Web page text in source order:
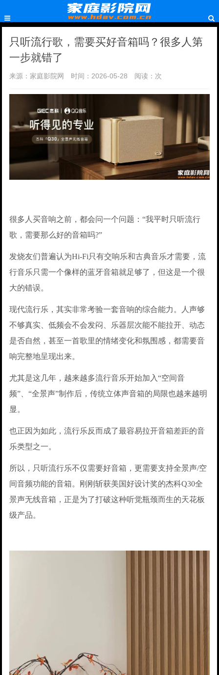
只听流行歌，需要买好音箱吗？很多人第
一步就错了
来源：家庭影院网 时间：2026-05-28 阅读： 次
很多人买音响之前，都会问一个问题：“我平时只听流行
歌，需要那么好的音箱吗?”
发烧友们普遍认为Hi-Fi只有交响乐和古典音乐才需要，流
行音乐只需一个像样的蓝牙音箱就足够了，但这是一个很
大的错误。
现代流行乐，其实非常考验一套音响的综合能力。人声够
不够真实、低频会不会发闷、乐器层次能不能拉开、动态
是否自然，甚至一首歌里的情绪变化和氛围感，都需要音
响完整地呈现出来。
尤其是这几年，越来越多流行音乐开始加入“空间音
频”、“全景声”制作后，传统立体声音箱的局限也越来越明
显。
也正因为如此，流行乐反而成了最容易拉开音箱差距的音
乐类型之一。
所以，只听流行乐不仅需要好音箱，更需要支持全景声/空
间音频功能的音箱。刚刚斩获美国好设计奖的杰科Q30全
景声无线音箱，正是为了打破这种听觉瓶颈而生的天花板
级产品。